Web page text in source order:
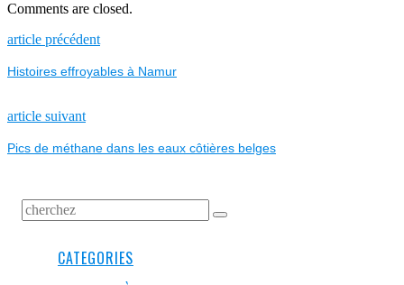
Comments are closed.
NAVIGATION
DE
L’ARTICLE
article précédentPrevious
Histoires effroyables à Namur
article suivantNext
Pics de méthane dans les eaux côtières belges
CATEGORIES